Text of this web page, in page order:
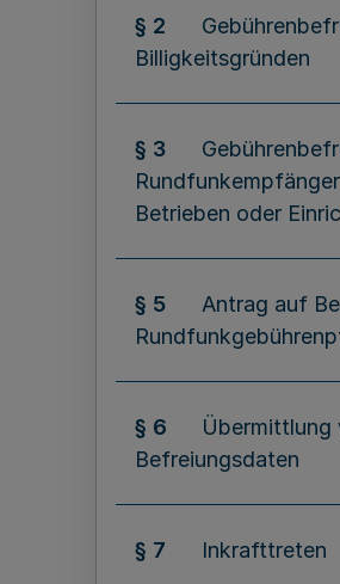
§ 2
Billigkeitsgründen
§ 3
Betrieben oder
§ 5
Antrag auf
§ 6
Übermittlung
Befreiungsdaten
§ 7 Inkrafttreten